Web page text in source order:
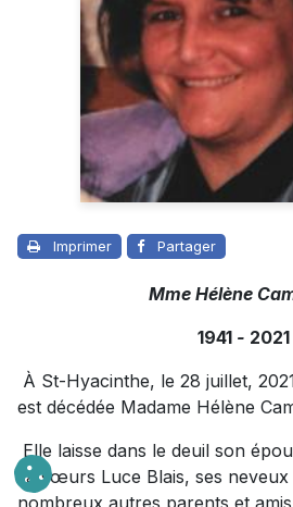
Imprimer Partager
Mme Hélène
1941- 2021
À St-Hyacinthe, le 28 juillet,
est décédée Madame Hélène
Elle laisse dans le deuil son
sa sœurs Luce Blais, ses
nombreux autres parents et amis.